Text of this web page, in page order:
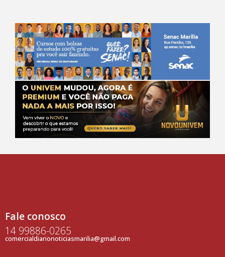
Fale conosco
14 99886-0265
comercialdiarionoticiasmarilia@gmail.com